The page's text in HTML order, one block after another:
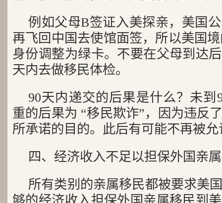
例如父母B签证入美探亲，美国
再飞回中国去使馆面签，所以美国
身份调整为绿卡。不要在父母到达
天内去做移民体检。
90天内递交的后果是什么？未到
重的后果为 “移民欺诈”，因为违反
所承诺的目的。此后有可能不再被
四、经济收入不足以担保外国亲属
所有类别的亲属移民都被要求美